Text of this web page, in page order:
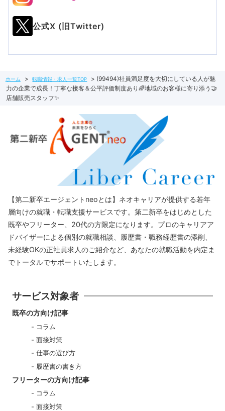
公式X (旧Twitter)
ホーム 転職情報・求人一覧TOP
(99494)社員満足度を大切にしている人が魅
力の企業で成長！丁寧な接客＆公平評価制度あり🌈地域のお客様に寄り添う🤝
店舗販売スタッフ✨
【第二新卒エージェントneoとは】ネオキャリアが提供する若年
層向けの就職・転職支援サービスです。第二新卒をはじめとした
既卒やフリーター、20代の方限定になります。プロのキャリアア
ドバイザーによる個別の就職相談、履歴書・職務経歴書の添削、
未経験OKの正社員求人のご紹介など、あなたの就職活動を内定ま
でトータルでサポートいたします。
サービス対象者
既卒の方向け記事
コラム
面接対策
仕事の選び方
履歴書の書き方
フリーターの方向け記事
コラム
面接対策